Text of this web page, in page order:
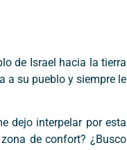
de Israel hacia la tierra
a su pueblo y siempre le
dejo interpelar por esta
de confort? ¿Busco